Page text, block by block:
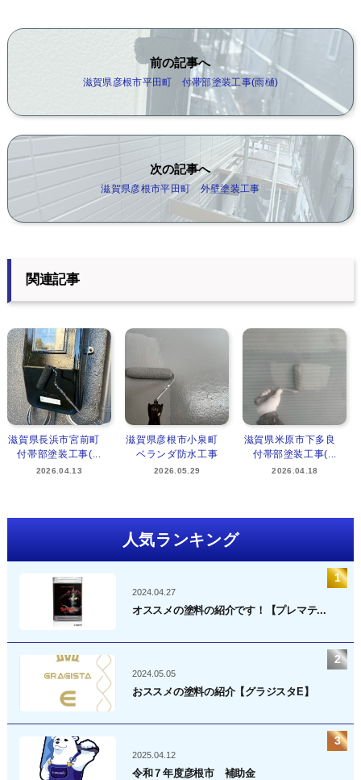
前の記事へ
滋賀県彦根市平田町 付帯部塗装工事(雨樋)
次の記事へ
滋賀県彦根市平田町 外壁塗装工事
関連記事
滋賀県長浜市宮前町
付帯部塗装工事(...
2026.04.13
滋賀県彦根市小泉町
ベランダ防水工事
2026.05.29
滋賀県米原市下多良
付帯部塗装工事(...
2026.04.18
人気ランキング
2024.04.27
オススメの塗料の紹介です！【プレマテ...
2024.05.05
おススメの塗料の紹介【グラジスタE】
2025.04.12
令和７年度彦根市 補助金